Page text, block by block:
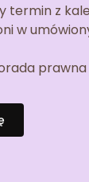
termin z
w
prawna